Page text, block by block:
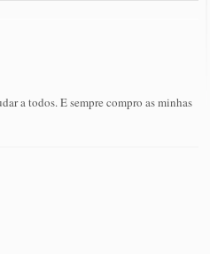
a todos. E sempre compro as minhas